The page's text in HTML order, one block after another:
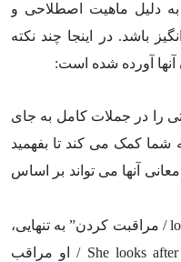
دلیل ماهیت اصطلاحی و
باشد. در اینجا چند نکته
آورده شده است:
را در جملات کامل به جای
شما کمک می کند تا بفهمید
آنها می تواند بر اساس
/ مراقبت کردن” به تنهایی،
She looks / او مراقب